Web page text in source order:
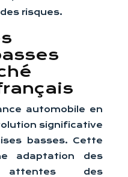
risques.
automobile en
significative
basses. Cette
adaptation des
des